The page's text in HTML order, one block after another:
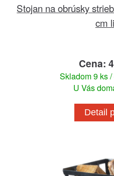
Stojan na obrúsky
cm
Cena:
Skladom 9 ks
U Vás
Detail